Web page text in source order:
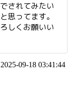
されてみたい
思ってます。
しくお願いい
2025-09-18 03:41:44